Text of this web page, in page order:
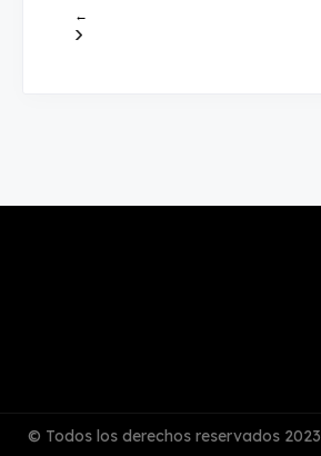
←
›
© Todos los derechos reservados 2023